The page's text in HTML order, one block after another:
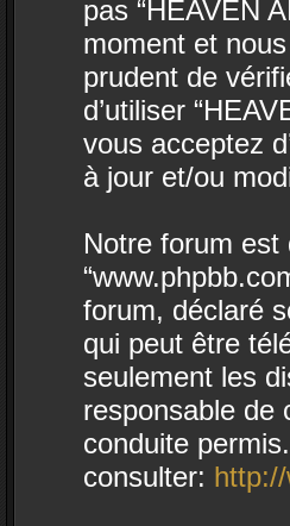
pas “HEAVEN
moment et
prudent de
d’utiliser
vous acceptez
à jour et/ou
Notre forum est
forum, déclaré
qui peut être
seulement les
responsable de
conduite
consulter: